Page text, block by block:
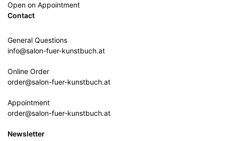
Open on Appointment
Contact
General Questions
info@salon-fuer-kunstbuch.at
Online Order
order@salon-fuer-kunstbuch.at
Appointment
order@salon-fuer-kunstbuch.at
Newsletter